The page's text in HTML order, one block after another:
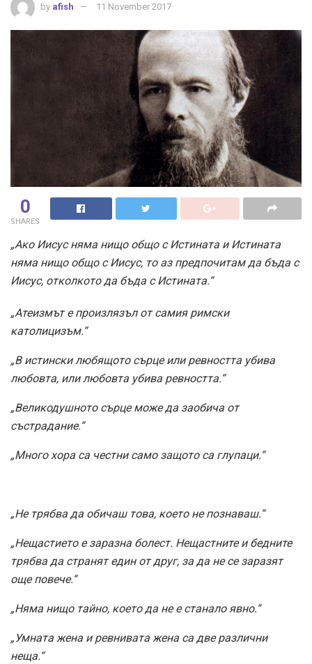
by afish 11 November 2017
0
SHARES
„Ако Иисус няма нищо общо с Истината и Истината
няма нищо общо с Иисус, то аз предпочитам да бъда с
Иисус, отколкото да бъда с Истината.“
„Атеизмът е произлязъл от самия римски
католицизъм.“
„В истински любящото сърце или ревността убива
любовта, или любовта убива ревността.“
„Великодушното сърце може да заобича от
състрадание.“
„Много хора са честни само защото са глупаци.“
„Не трябва да обичаш това, което не познаваш.“
„Нещастието е заразна болест. Нещастните и бедните
трябва да странят един от друг, за да не се заразят
още повече.“
„Няма нищо тайно, което да не е станало явно.“
„Умната жена и ревнивата жена са две различни
неща.“